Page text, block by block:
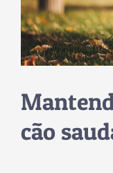
cão